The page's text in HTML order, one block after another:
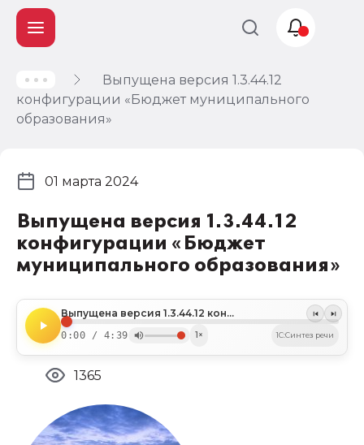
Выпущена версия 1.3.44.12
конфигурации «Бюджет муниципального
образования»
Выпущена версия 1.3.44.12
конфигурации «Бюджет
муниципального образования»
Выпущена версия 1.3.44.12 конфигурации «Бюджет муниципального образования»
0:00 / 4:39 1× 1C:Синтез речи
01 марта 2024
1365
Учет и
налогообложение